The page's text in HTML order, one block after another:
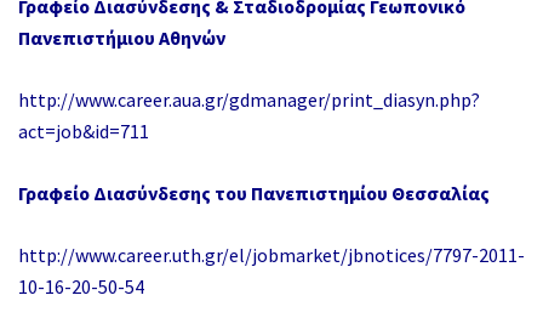
Γραφείο Διασύνδεσης & Σταδιοδρομίας Γεωπονικό
Πανεπιστήμιου Αθηνών
http://www.career.aua.gr/gdmanager/print_diasyn.php?
act=job&id=711
Γραφείο Διασύνδεσης του Πανεπιστημίου Θεσσαλίας
http://www.career.uth.gr/el/jobmarket/jbnotices/7797-2011-
10-16-20-50-54